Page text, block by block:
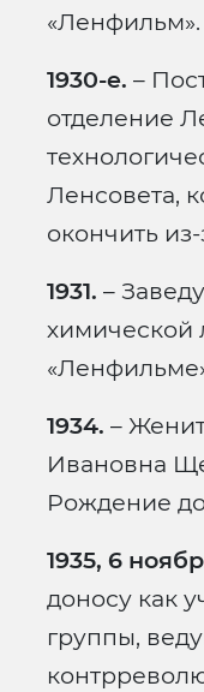
«Ленфильм».
1930-е. –
отделение
Ленсовета,
окончить из-
1931. –
химической
1934. –
Ивановна
Рождение
1935, 6
доносу как
группы,